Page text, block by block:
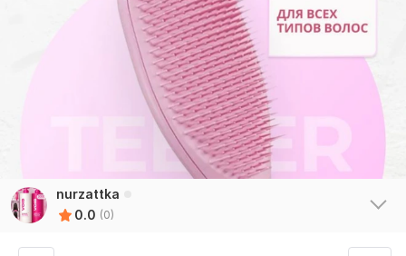
nurzattka
0.0 (0)